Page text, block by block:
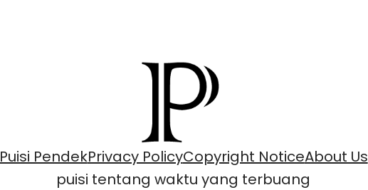
Puisi PendekPrivacy PolicyCopyright NoticeAbout Us
puisi tentang waktu yang terbuang